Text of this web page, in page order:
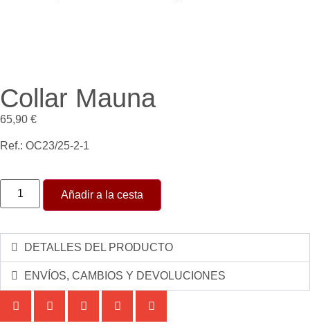
Collar Mauna
65,90 €
Ref.: OC23/25-2-1
Añadir a la cesta
DETALLES DEL PRODUCTO
ENVÍOS, CAMBIOS Y DEVOLUCIONES